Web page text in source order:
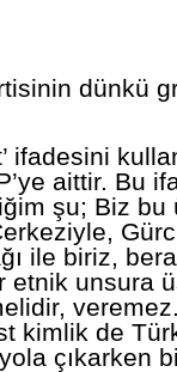
dünkü
ifadesini
aittir. Bu
şu; Biz bu
ile biriz,
etnik unsura
kimlik de
çıkarken